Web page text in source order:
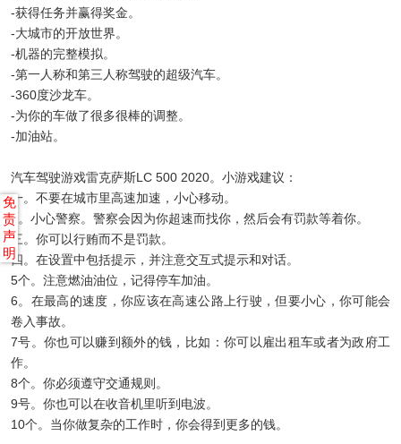
-获得任务并赢得奖金。
-大城市的开放世界。
-机器的完整模拟。
-第一人称和第三人称驾驶的超级汽车。
-360度沙龙车。
-为你的车做了很多很棒的调整。
-加油站。
汽车驾驶游戏雷克萨斯LC 500 2020。小游戏建议：
一。不要在城市里高速加速，小心移动。
2。小心警察。警察会因为你超速而找你，然后会有罚款等着你。
三。你可以行贿而不是罚款。
四。在设置中包括提示，并注意交互式提示和对话。
5个。注意燃油油位，记得停车加油。
6。在最高的速度，你应该在高速公路上行驶，但要小心，你可能会
卷入事故。
7号。你也可以赚到额外的钱，比如：你可以雇出租车或者为政府工
作。
8个。你必须遵守交通规则。
9号。你也可以在收音机里听到电波。
10个。当你做复杂的工作时，你会得到更多的钱。
免
责
声
明